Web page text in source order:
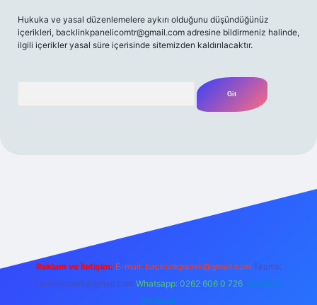
Hukuka ve yasal düzenlemelere aykırı olduğunu düşündüğünüz
içerikleri, backlinkpanelicomtr@gmail.com adresine bildirmeniz halinde,
ilgili içerikler yasal süre içerisinde sitemizden kaldırılacaktır.
m elexbet
Reklam ve İletişim: E-mail: backlinkpaneli@gmail.com Teams:
forumhizmeti@gmail.com Whatsapp: 0262 606 0 726 Telegram:
@karabul